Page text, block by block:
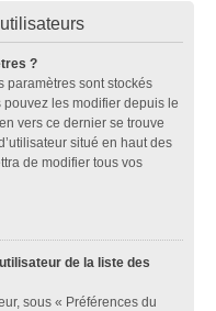
?
paramètres sont stockés
les modifier depuis le
vers ce dernier se trouve
situé en haut des
de modifier tous vos
de la liste des
sous « Préférences du